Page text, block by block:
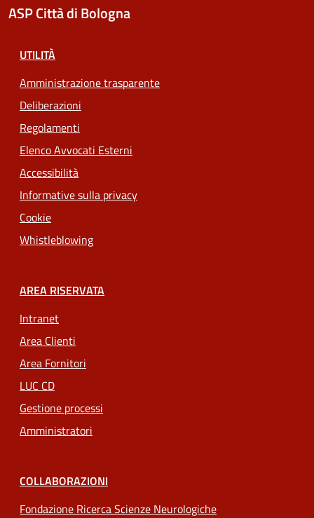
ASP Città di Bologna
UTILITÀ
Amministrazione trasparente
Deliberazioni
Regolamenti
Elenco Avvocati Esterni
Accessibilità
Informative sulla privacy
Cookie
Whistleblowing
AREA RISERVATA
Intranet
Area Clienti
Area Fornitori
LUC CD
Gestione processi
Amministratori
COLLABORAZIONI
Fondazione Ricerca Scienze Neurologiche